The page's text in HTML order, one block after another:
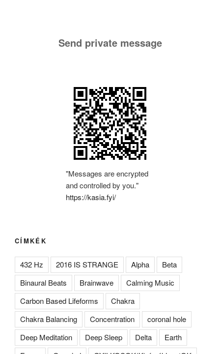
Send private message
"Messages are encrypted
and controlled by you."
https://kasia.fyi/
CÍMKÉK
432 Hz 2016 IS STRANGE Alpha
Beta
Binaural Beats
Brainwave
Calming Music
Carbon Based Lifeforms
Chakra
Chakra Balancing
Concentration
coronal hole
Deep Meditation
Deep Sleep Delta
Earth